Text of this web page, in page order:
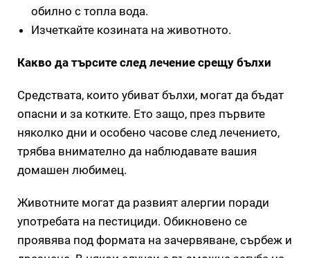
обилно с топла вода.
Изчеткайте козината на животното.
Какво да търсите след лечение срещу бълхи
Средствата, които убиват бълхи, могат да бъдат
опасни и за котките. Ето защо, през първите
няколко дни и особено часове след лечението,
трябва внимателно да наблюдавате вашия
домашен любимец.
Животните могат да развият алергии поради
употребата на пестициди. Обикновено се
проявява под формата на зачервяване, сърбеж и